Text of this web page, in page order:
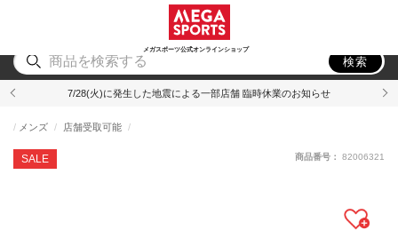
メガスポーツ公式オンラインショップ
アウトドア
検索
7/28(火)に発生した地震による一部店舗 臨時休業のお知らせ
SALE
メンズ 店舗受取可能
商品番号： 82006321